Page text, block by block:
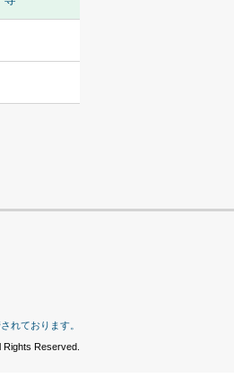
れております。
Reserved.